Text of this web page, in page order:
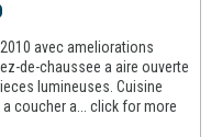
avec ameliorations
de-chaussee a aire ouverte
lumineuses. Cuisine
coucher a... click for more